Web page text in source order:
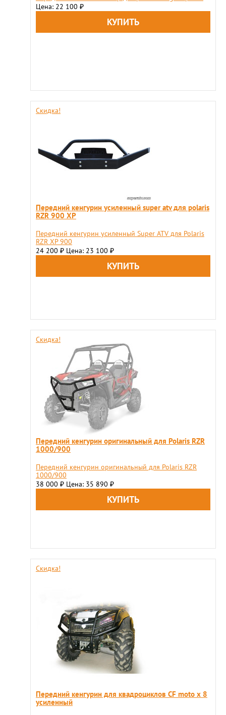
Цена: 22 100 ₽
Скидка!
Передний кенгурин усиленный super atv для polaris
RZR 900 XP
Передний кенгурин усиленный Super ATV для Polaris
RZR XP 900
24 200 ₽ Цена: 23 100 ₽
Скидка!
Передний кенгурин оригинальный для Polaris RZR
1000/900
Передний кенгурин оригинальный для Polaris RZR
1000/900
38 000 ₽ Цена: 35 890 ₽
Скидка!
Передний кенгурин для квадроциклов СF moto x 8
усиленный